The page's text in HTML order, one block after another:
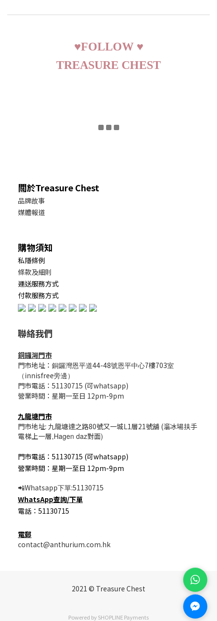
♥FOLLOW ♥
TREASURE CHEST
關於Treasure Chest
品牌故事
媒體報道
購物須知
私隱條例
條款及細則
運送服務方式
付款服務方式
聯絡我們
銅鑼灣門市
門市地址： 銅鑼灣恩平道44-48號恩平中心7樓703室
（ innisfree旁邊）
門市電話：51130715 (可whatsapp)
營業時間：星期一至日 12pm-9pm
九龍塘門市
門市地址: 九龍塘達之路80號又一城L1層21號舖 (溜冰場扶手
電梯上一層,Hagen daz對面)
門市電話：51130715 (可whatsapp)
營業時間：星期一至日 12pm-9pm
📲Whatsapp下單:51130715
WhatsApp查詢/下單
電話：51130715
電郵
contact@anthurium.com.hk
2021 © Treasure Chest
Powered bySHOPLINE Payments